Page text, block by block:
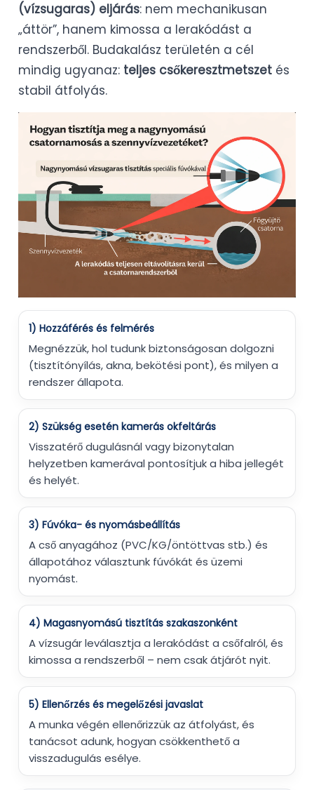
(vízsugaras) eljárás: nem mechanikusan
„áttör”, hanem kimossa a lerakódást a
rendszerből. Budakalász területén a cél
mindig ugyanaz: teljes csőkeresztmetszet és
stabil átfolyás.
1) Hozzáférés és felmérés
Megnézzük, hol tudunk biztonságosan dolgozni
(tisztítónyílás, akna, bekötési pont), és milyen a
rendszer állapota.
2) Szükség esetén kamerás okfeltárás
Visszatérő dugulásnál vagy bizonytalan
helyzetben kamerával pontosítjuk a hiba jellegét
és helyét.
3) Fúvóka- és nyomásbeállítás
A cső anyagához (PVC/KG/öntöttvas stb.) és
állapotához választunk fúvókát és üzemi
nyomást.
4) Magasnyomású tisztítás szakaszonként
A vízsugár leválasztja a lerakódást a csőfalról, és
kimossa a rendszerből – nem csak átjárót nyit.
5) Ellenőrzés és megelőzési javaslat
A munka végén ellenőrizzük az átfolyást, és
tanácsot adunk, hogyan csökkenthető a
visszadugulás esélye.